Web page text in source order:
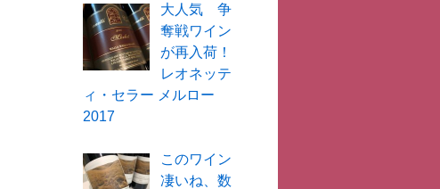
大人気 争
奪戦ワイン
が再入荷！
レオネッテ
ィ・セラー メルロー
2017
このワイン
凄いね、数